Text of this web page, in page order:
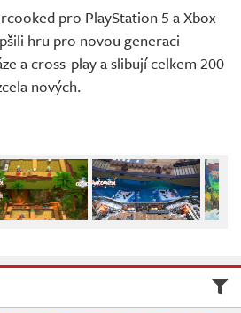
pro PlayStation 5 a Xbox
hru pro novou generaci
a cross-play a slibují celkem 200
nových.